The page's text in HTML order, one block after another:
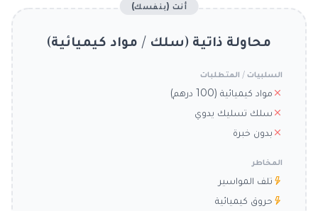
أنت (بنفسك)
محاولة ذاتية (سلك / مواد كيميائية)
السلبيات / المتطلبات
مواد كيميائية (100 درهم)
سلك تسليك يدوي
بدون خبرة
المخاطر
تلف المواسير
حروق كيميائية